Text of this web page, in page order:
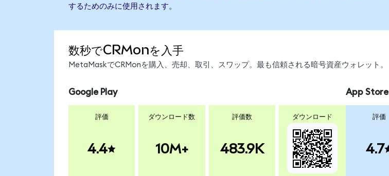
するためのみに使用されます。
数秒でCRMonを入手
MetaMaskでCRMonを購入、売却、取引、スワップ。最も信頼される暗号資産ウォレット。
Google Play
評価
4.4
ダウンロード数
10M+
評価数
483.9K
ダウンロード
App Store
評価
4.7